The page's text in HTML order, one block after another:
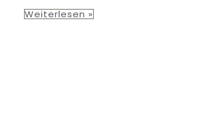
Weiterlesen »